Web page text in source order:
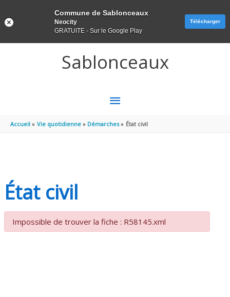
Sablonceaux
MENU
PRINCIPAL
Accueil Vie quotidienne Démarches État civil
État civil
Impossible de trouver la fiche : R58145.xml
Commune de Sablonceaux
Neocity
GRATUITE - Sur le Google Play
Télécharger